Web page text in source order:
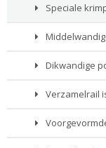
Speciale
Dikwandige
Verzamelrail